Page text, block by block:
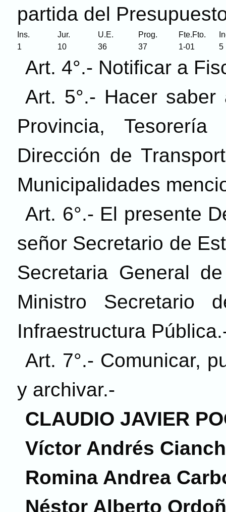
partida del
Art. 4°.- Notificar a
Art. 5°.- Hacer
Provincia,
Dirección de
Municipalidades
Art. 6°.- El presente
señor Secretario de
Secretaria General
Ministro Secretario
Infraestructura
Art. 7°.- Comunicar,
y archivar.-
CLAUDIO JAVIER
Víctor Andrés
Romina Andrea
Néstor Alberto